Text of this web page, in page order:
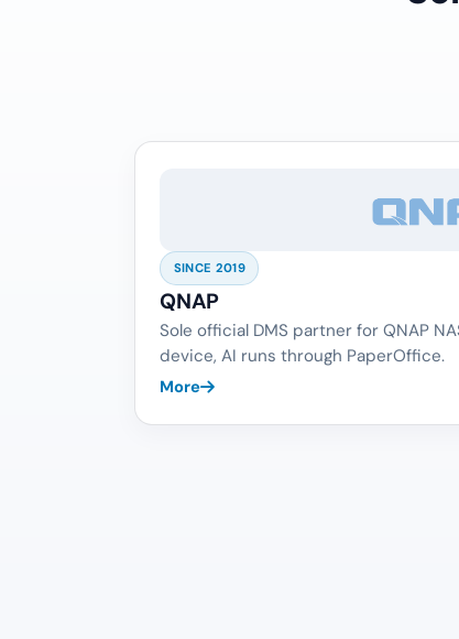
SINCE 2019
QNAP
Sole official DMS partner for QNAP
device, AI runs through PaperOffice.
More